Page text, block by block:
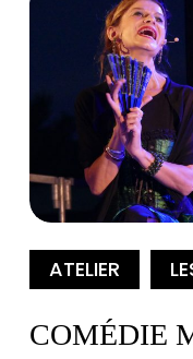
ATELIER
COMÉDIE